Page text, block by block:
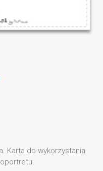
Karta do wykorzystania